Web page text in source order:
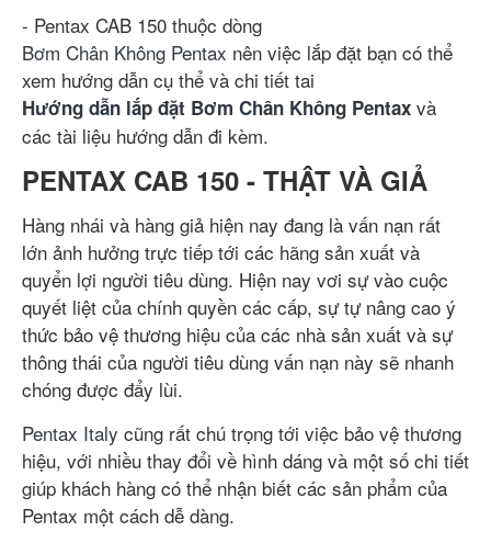
- Pentax CAB 150 thuộc dòng
Bơm Chân Không Pentax nên việc lắp đặt bạn có thể
xem hướng dẫn cụ thể và chi tiết tai
Hướng dẫn lắp đặt Bơm Chân Không Pentax và
các tài liệu hướng dẫn đi kèm.
PENTAX CAB 150 - THẬT VÀ GIẢ
Hàng nhái và hàng giả hiện nay đang là vấn nạn rất
lớn ảnh hưởng trực tiếp tới các hãng sản xuất và
quyển lợi người tiêu dùng. Hiện nay vơi sự vào cuộc
quyết liệt của chính quyền các cấp, sự tự nâng cao ý
thức bảo vệ thương hiệu của các nhà sản xuất và sự
thông thái của người tiêu dùng vấn nạn này sẽ nhanh
chóng được đẩy lùi.
Pentax Italy cũng rất chú trọng tới việc bảo vệ thương
hiệu, với nhiều thay đổi về hình dáng và một số chi tiết
giúp khách hàng có thể nhận biết các sản phẩm của
Pentax một cách dễ dàng.